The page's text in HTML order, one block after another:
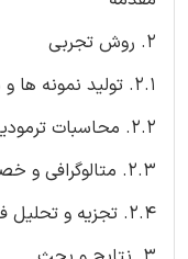
2. روش تجربی
2.1. تولید نمونه ها و ذوب آزمایشگاهی
2.2. محاسبات ترمودینامیکی
2.3. متالوگرافی و خصوصیات ریزساختاری
2.4. تجزیه و تحلیل فاز